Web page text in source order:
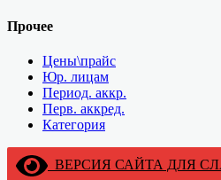
Прочее
Цены\прайс
Юр. лицам
Период. аккр.
Перв. аккред.
Категория
ВЕРСИЯ САЙТА ДЛЯ